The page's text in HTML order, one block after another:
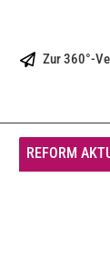
Zur 360°-
REFORM